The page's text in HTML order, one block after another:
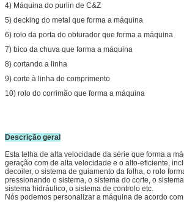
4) Máquina do purlin de C&Z
5) decking do metal que forma a máquina
6) rolo da porta do obturador que forma a máquina
7) bico da chuva que forma a máquina
8) cortando a linha
9) corte à linha do comprimento
10) rolo do corrimão que forma a máquina
Descrição geral
Esta telha de alta velocidade da série que forma a
geração com de alta velocidade e o alto-eficiente,
decoiler, o sistema de guiamento da folha, o rolo
pressionando o sistema, o sistema do corte, o
sistema hidráulico, o sistema de controlo etc.
Nós podemos personalizar a máquina de acordo